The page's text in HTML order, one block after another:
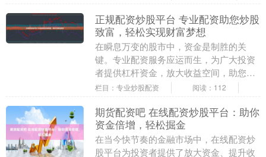
正规配资炒股平台 专业配资助您炒股
致富，轻松实现财富梦想
在瞬息万变的股市中，资金是制胜的关
键。专业配资服务应运而生，为广大投资
者提供杠杆资金，放大收益空间，助您轻
松实现财富梦想。 3.提交相关材料：根据
栏目：专业炒股配资 阅读：112
期货配资吧 在线配资炒股平台：助你
资金倍增，轻松掘金
在当今快节奏的金融市场中，在线配资炒
股平台为投资者提供了放大资金、提升收